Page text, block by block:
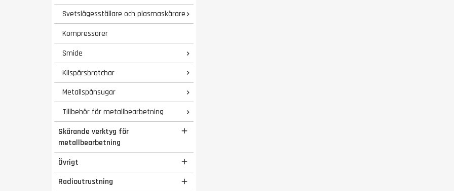
Svetslägesställare och plasmaskärare
Kompressorer
Smide

Kilspårsbrotchar 
Metallspånsugar 
Tillbehör för metallbearbetning 
Skärande verktyg för
metallbearbetning

Övrigt 
Radioutrustning 